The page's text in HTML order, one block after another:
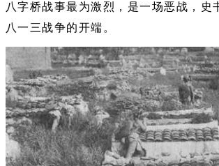
八字桥战事最为激烈，是一场恶战，史
八一三战争的开端。